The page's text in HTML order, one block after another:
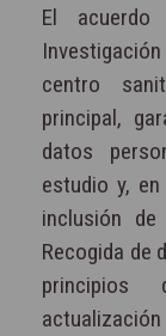
El
centro
principal,
datos
estudio y,
inclusión
Recogida de
principios